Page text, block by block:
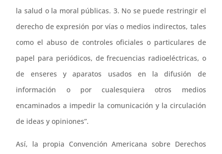
la salud o la moral públicas. 3. No se puede restringir el
derecho de expresión por vías o medios indirectos, tales
como el abuso de controles oficiales o particulares de
papel para periódicos, de frecuencias radioeléctricas, o
de enseres y aparatos usados en la difusión de
información o por cualesquiera otros medios
encaminados a impedir la comunicación y la circulación
de ideas y opiniones”.
Así, la propia Convención Americana sobre Derechos